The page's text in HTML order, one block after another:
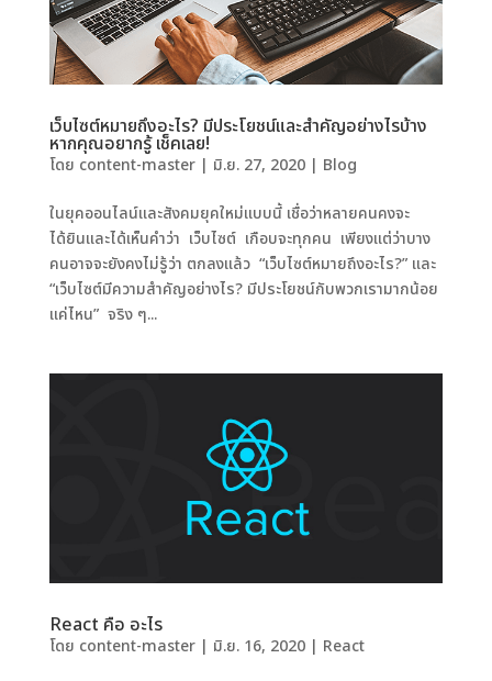
เว็บไซต์หมายถึงอะไร? มีประโยชน์และสำคัญอย่างไรบ้าง
หากคุณอยากรู้ เช็คเลย!
โดย content-master| มิ.ย. 27, 2020| Blog
ในยุคออนไลน์และสังคมยุคใหม่แบบนี้ เชื่อว่าหลายคนคงจะ
ได้ยินและได้เห็นคำว่า เว็บไซต์ เกือบจะทุกคน เพียงแต่ว่าบาง
คนอาจจะยังคงไม่รู้ว่า ตกลงแล้ว “เว็บไซต์หมายถึงอะไร?” และ
“เว็บไซต์มีความสำคัญอย่างไร? มีประโยชน์กับพวกเรามากน้อย
แค่ไหน” จริง ๆ...
React คือ อะไร
โดย content-master| มิ.ย. 16, 2020| React